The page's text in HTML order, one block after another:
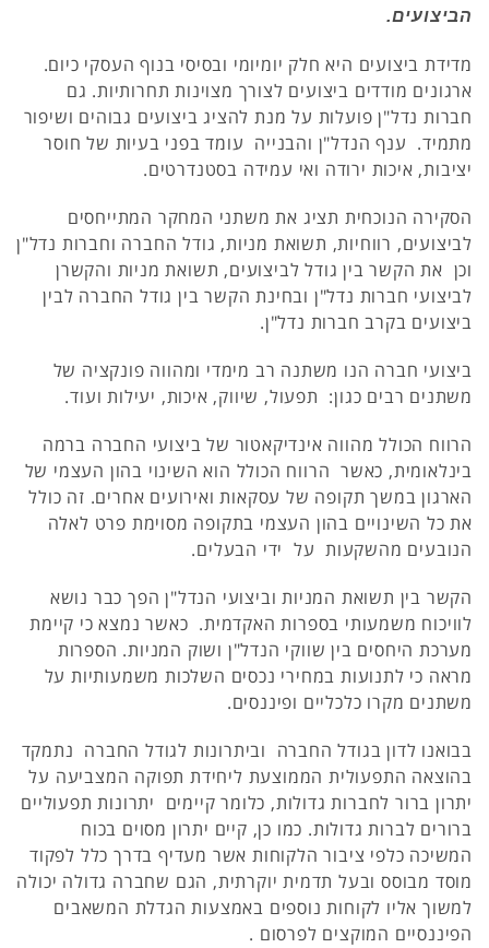
הביצועים.
מדידת ביצועים היא חלק יומיומי ובסיסי בנוף העסקי כיום.
ארגונים מודדים ביצועים לצורך מצוינות תחרותיות. גם
חברות נדל"ן פועלות על מנת להציג ביצועים גבוהים ושיפור
מתמיד. ענף הנדל"ן והבנייה עומד בפני בעיות של חוסר
יציבות, איכות ירודה ואי עמידה בסטנדרטים.
הסקירה הנוכחית תציג את משתני המחקר המתייחסים
לביצועים, רווחיות, תשואת מניות, גודל החברה וחברות נדל"ן
וכן את הקשר בין גודל לביצועים, תשואת מניות והקשרן
לביצועי חברות נדל"ן ובחינת הקשר בין גודל החברה לבין
ביצועים בקרב חברות נדל"ן.
ביצועי חברה הנו משתנה רב מימדי ומהווה פונקציה של
משתנים רבים כגון: תפעול, שיווק, איכות, יעילות ועוד.
הרווח הכולל מהווה אינדיקאטור של ביצועי החברה ברמה
בינלאומית, כאשר הרווח הכולל הוא השינוי בהון העצמי של
הארגון במשך תקופה של עסקאות ואירועים אחרים. זה כולל
את כל השינויים בהון העצמי בתקופה מסוימת פרט לאלה
הנובעים מהשקעות על ידי הבעלים.
הקשר בין תשואת המניות וביצועי הנדל"ן הפך כבר נושא
לוויכוח משמעותי בספרות האקדמית. כאשר נמצא כי קיימת
מערכת היחסים בין שווקי הנדל"ן ושוק המניות. הספרות
מראה כי לתנועות במחירי נכסים השלכות משמעותיות על
משתנים מקרו כלכליים ופיננסים.
בבואנו לדון בגודל החברה וביתרונות לגודל החברה נתמקד
בהוצאה התפעולית הממוצעת ליחידת תפוקה המצביעה על
יתרון ברור לחברות גדולות, כלומר קיימים יתרונות תפעוליים
ברורים לברות גדולות. כמו כן, קיים יתרון מסוים בכוח
המשיכה כלפי ציבור הלקוחות אשר מעדיף בדרך כלל לפקוד
מוסד מבוסס ובעל תדמית יוקרתית, הגם שחברה גדולה יכולה
למשוך אליו לקוחות נוספים באמצעות הגדלת המשאבים
הפיננסיים המוקצים לפרסום .